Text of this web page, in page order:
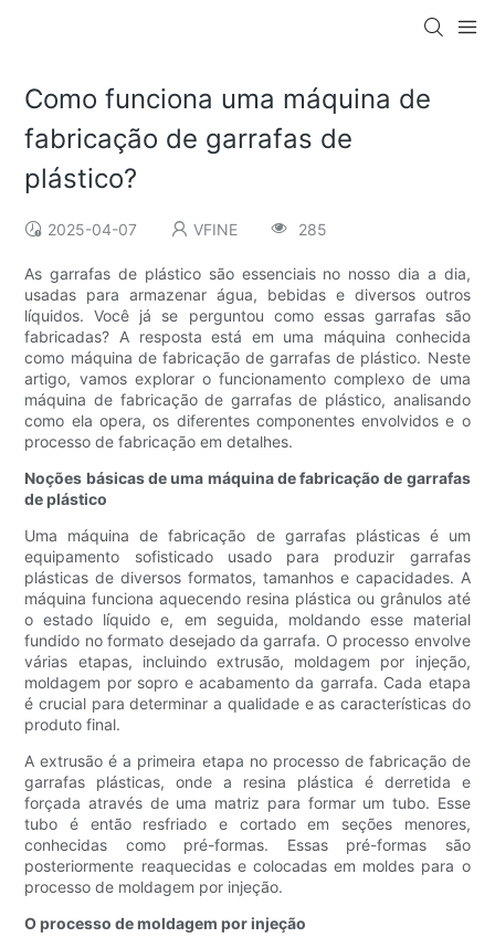
Como funciona uma máquina de
fabricação de garrafas de
plástico?
2025-04-07 VFINE 285
As garrafas de plástico são essenciais no nosso dia a dia,
usadas para armazenar água, bebidas e diversos outros
líquidos. Você já se perguntou como essas garrafas são
fabricadas? A resposta está em uma máquina conhecida
como máquina de fabricação de garrafas de plástico. Neste
artigo, vamos explorar o funcionamento complexo de uma
máquina de fabricação de garrafas de plástico, analisando
como ela opera, os diferentes componentes envolvidos e o
processo de fabricação em detalhes.
Noções básicas de uma máquina de fabricação de garrafas
de plástico
Uma máquina de fabricação de garrafas plásticas é um
equipamento sofisticado usado para produzir garrafas
plásticas de diversos formatos, tamanhos e capacidades. A
máquina funciona aquecendo resina plástica ou grânulos até
o estado líquido e, em seguida, moldando esse material
fundido no formato desejado da garrafa. O processo envolve
várias etapas, incluindo extrusão, moldagem por injeção,
moldagem por sopro e acabamento da garrafa. Cada etapa
é crucial para determinar a qualidade e as características do
produto final.
A extrusão é a primeira etapa no processo de fabricação de
garrafas plásticas, onde a resina plástica é derretida e
forçada através de uma matriz para formar um tubo. Esse
tubo é então resfriado e cortado em seções menores,
conhecidas como pré-formas. Essas pré-formas são
posteriormente reaquecidas e colocadas em moldes para o
processo de moldagem por injeção.
O processo de moldagem por injeção